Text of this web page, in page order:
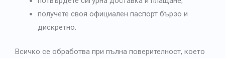
получете своя официален паспорт бързо и
дискретно.
Всичко се обработва при пълна поверителност, което